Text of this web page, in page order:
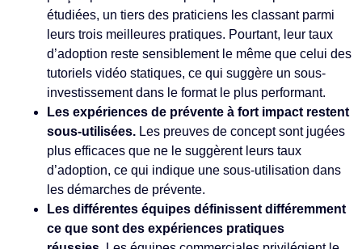
étudiées, un tiers des praticiens les classant parmi
leurs trois meilleures pratiques. Pourtant, leur taux
d’adoption reste sensiblement le même que celui des
tutoriels vidéo statiques, ce qui suggère un sous-
investissement dans le format le plus performant.
Les expériences de prévente à fort impact restent
sous-utilisées. Les preuves de concept sont jugées
plus efficaces que ne le suggèrent leurs taux
d’adoption, ce qui indique une sous-utilisation dans
les démarches de prévente.
Les différentes équipes définissent différemment
ce que sont des expériences pratiques